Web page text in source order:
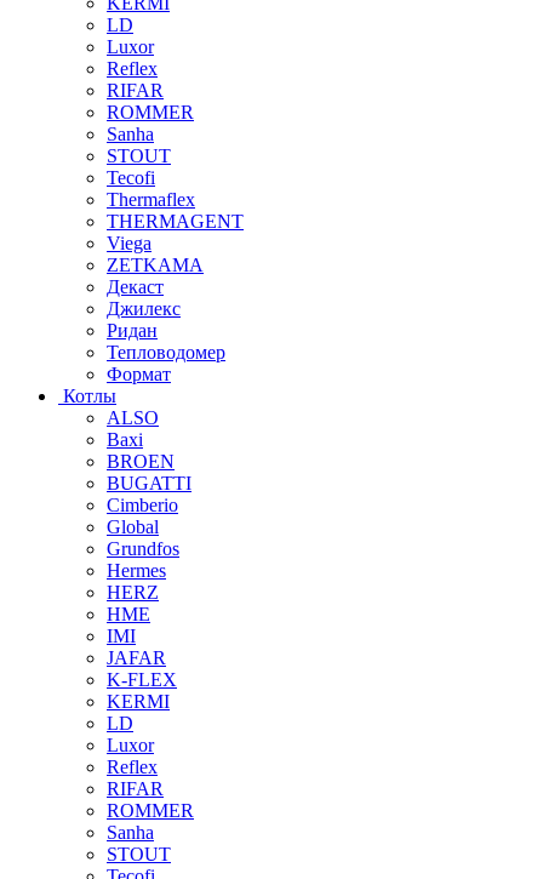
LD
Luxor
Reflex
RIFAR
ROMMER
Sanha
STOUT
Tecofi
Thermaflex
THERMAGENT
Viega
ZETKAMA
Декаст
Джилекс
Ридан
Тепловодомер
Формат
Котлы
ALSO
Baxi
BROEN
BUGATTI
Cimberio
Global
Grundfos
Hermes
HERZ
HME
IMI
JAFAR
K-FLEX
KERMI
LD
Luxor
Reflex
RIFAR
ROMMER
Sanha
STOUT